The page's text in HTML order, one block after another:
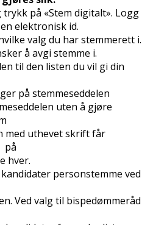
på «Stem digitalt». Logg
elektronisk id.
valg du har stemmerett i.
å avgi stemme i.
til den listen du vil gi din
på stemmeseddelen
uten å gjøre
uthevet skrift får
på
hver.
personstemme ved
valg til bispedømmeråd